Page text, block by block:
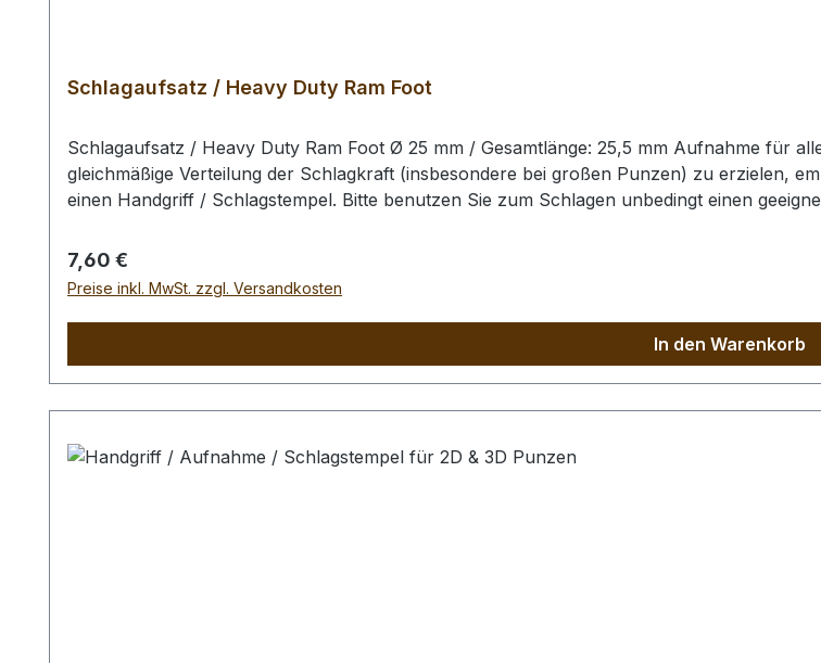
Schlagaufsatz / Heavy Duty Ram Foot
Schlagaufsatz / Heavy Duty Ram Foot Ø 25 mm / Gesamtlänge: 25,5 mm Aufnahme für
gleichmäßige Verteilung der Schlagkraft (insbesondere bei großen Punzen) zu erzielen,
einen Handgriff / Schlagstempel. Bitte benutzen Sie zum Schlagen unbedingt einen
Regulärer Preis:
7,60 €
Preise inkl. MwSt. zzgl. Versandkosten
In den Warenkorb